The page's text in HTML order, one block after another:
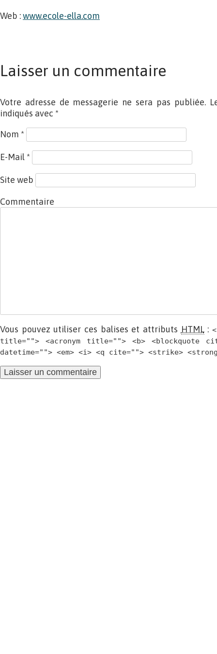
Web :www.ecole-ella.com
Laisser un commentaire
Votre adresse de messagerie ne sera pas publiée.
indiqués avec *
Nom *
E-Mail *
Site web
Commentaire
Vous pouvez utiliser ces balises et attributs HTML:
title=""> <acronym title=""> <b> <blockquote
datetime=""> <em> <i> <q cite=""> <strike>